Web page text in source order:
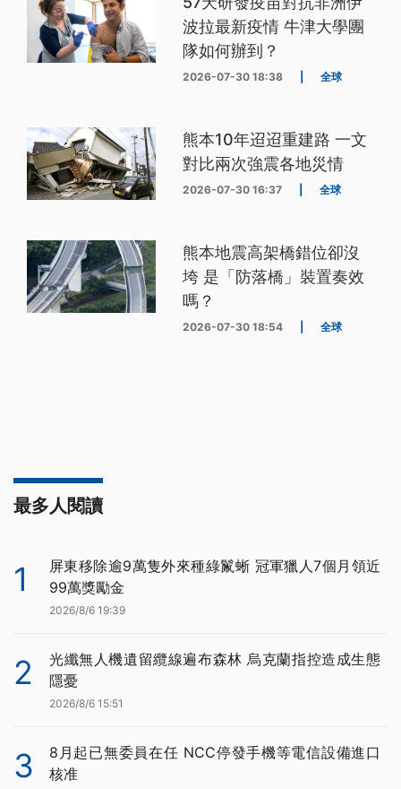
波拉最新疫情 牛津大學團
隊如何辦到？
2026-07-30 18:38 全球
熊本10年迢迢重建路 一文
對比兩次強震各地災情
2026-07-30 16:37 全球
熊本地震高架橋錯位卻沒
垮 是「防落橋」裝置奏效
嗎？
2026-07-30 18:54 全球
最多人閱讀
1
屏東移除逾9萬隻外來種綠鬣蜥 冠軍獵人7個月領近
99萬獎勵金
2026/8/6 19:39
2
光纖無人機遺留纜線遍布森林 烏克蘭指控造成生態
隱憂
2026/8/6 15:51
3
8月起已無委員在任 NCC停發手機等電信設備進口
核准